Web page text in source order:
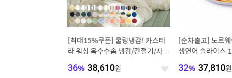
좋
[최대15%쿠폰] 쿨링냉감! 카스테
라 워싱 옥수수솜 냉감/간절기/사계
36% 38,610원 좋
[순차출고] 노르
생연어 슬라이스
32% 37,810원